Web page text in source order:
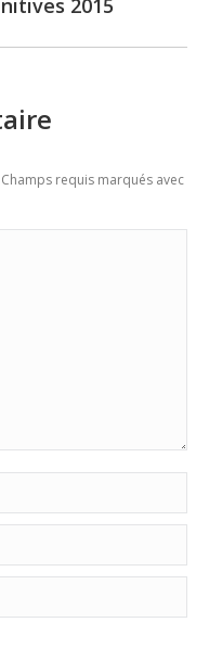
2015
requis marqués avec